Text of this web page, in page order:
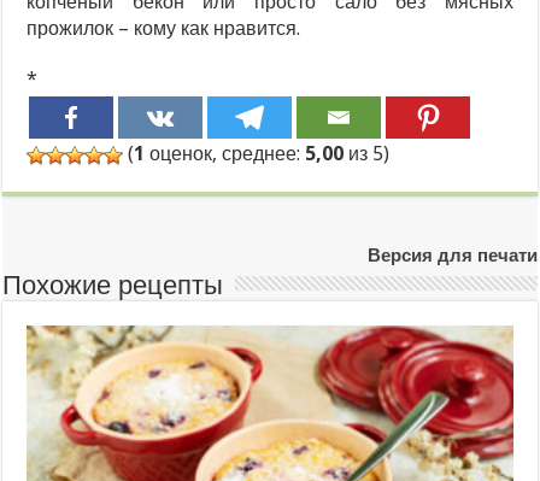
прожилок – кому как нравится.
*
(1 оценок, среднее: 5,00 из 5)
Версия для печати
Похожие рецепты